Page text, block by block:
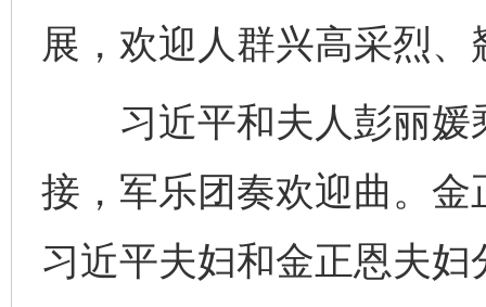
展，欢迎人群兴高采烈、
习近平和夫人彭丽媛
接，军乐团奏欢迎曲。
习近平夫妇和金正恩夫